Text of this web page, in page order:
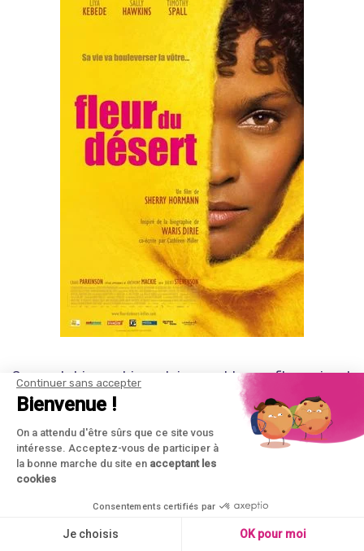
Continuer sans accepter
Bienvenue !
On a attendu d'être sûrs que ce site vous
intéresse. Acceptez-vous de participer à
la bonne marche du site en acceptant les
cookies
Consentements certifiés par
Je choisis OK pour moi
Son autobiographie est incroyable, ce film qui est
basé dessus respecte bien les faits. Waris Dirie
après de nombreuses péripéties, devenue une
mannequin somalienne renommée raconte son
parcours de fille dans son pays natal, puis de femme
Kofi Annan, secrétaire général de l’ONU à l’époque,
va la nommer ambassadrice afin de lutter contre les